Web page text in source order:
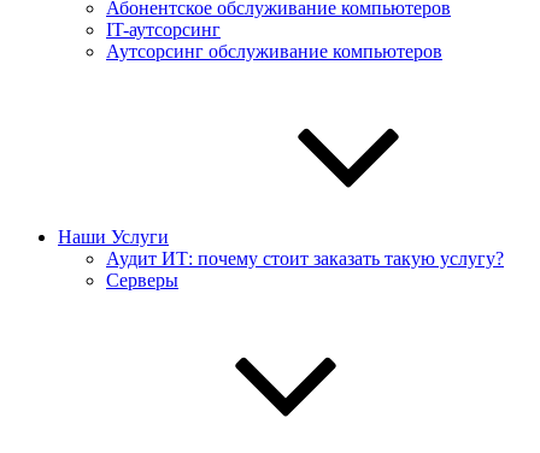
Абонентское обслуживание компьютеров
IT-аутсорсинг
Аутсорсинг обслуживание компьютеров
Наши Услуги
Аудит ИТ: почему стоит заказать такую услугу?
Серверы